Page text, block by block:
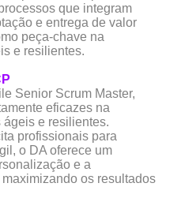
que integram
e entrega de valor
peça-chave na
e resilientes.
Senior Scrum Master,
eficazes na
e resilientes.
profissionais para
o DA oferece um
e a
os resultados